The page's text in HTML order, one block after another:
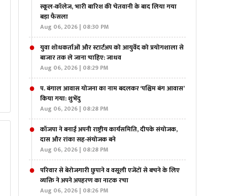
स्कूल-कॉलेज, भारी बारिश की चेतवानी के बाद लिया गया
बड़ा फैसला
Aug 06, 2026 | 08:30 PM
युवा शोधकर्ताओं और स्टार्टअप को आयुर्वेद को प्रयोगशाला से
बाजार तक ले जाना चाहिए: जाधव
Aug 06, 2026 | 08:29 PM
प. बंगाल आवास योजना का नाम बदलकर ‘पश्चिम बंग आवास’
किया गया: शुभेंदु
Aug 06, 2026 | 08:28 PM
कॉजपा ने बनाई अपनी राष्ट्रीय कार्यसमिति, दीपके संयोजक,
दास और रांका सह-संयोजक बने
Aug 06, 2026 | 08:28 PM
परिवार से बेरोजगारी छुपाने व वसूली एजेंटों से बचने के लिए
व्यक्ति ने अपने अपहरण का नाटक रचा
Aug 06, 2026 | 08:26 PM